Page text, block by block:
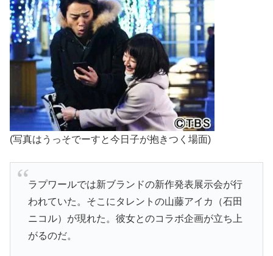
(写真はうっそでーすと今日子が抱きつく場面)
ラプワールでは新ブランドの新作発表展示会が行
われていた。そこにタレントの山藤アイカ（石田
ニコル）が現れた。彼女とのコラボ企画が立ち上
がるのだ。